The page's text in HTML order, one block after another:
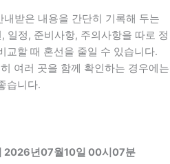
받은 내용을 간단히 기록해 두는
일정, 준비사항, 주의사항을 따로 정
교할 때 혼선을 줄일 수 있습니다.
여러 곳을 함께 확인하는 경우에는
습니다.
2026년07월10일 00시07분